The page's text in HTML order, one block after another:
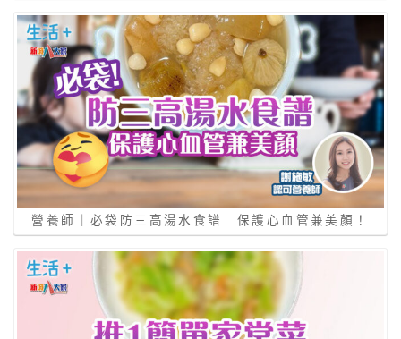
營養師｜必袋防三高湯水食譜 保護心血管兼美顏！